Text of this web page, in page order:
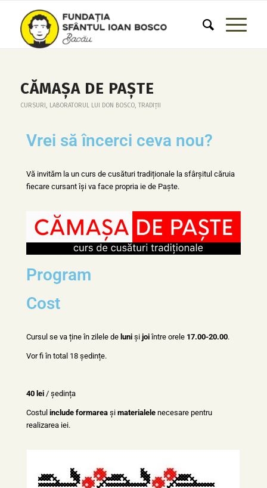
CĂMAȘA DE PAȘTE
CURSURI, LABORATORUL LUI DON BOSCO, TRADIȚII
Vrei să încerci ceva nou?
Vă invităm la un curs de cusături tradiționale la sfârșitul căruia
fiecare cursant își va face propria ie de Paște.
Program
Cost
Cursul se va ține în zilele de luniși joiîntre orele 17.00-20.00.
Vor fi în total 18 ședințe.
40 lei/ ședința
Costul include formareași materialelenecesare pentru
realizarea iei.